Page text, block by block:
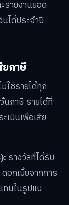
ายงานยอด
ได้ประจำปี
ยภาษี
ใช่รายได้ทุก
นภาษี รายได้ที่
เมินเพื่อเสีย
รางวัลที่ได้รับ
อกเบี้ยจากการ
นในรูปแบ